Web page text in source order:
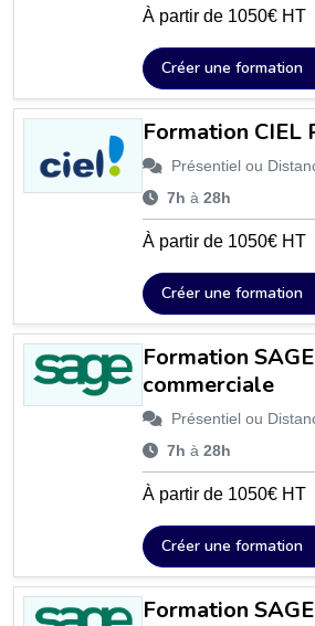
À partir de 1050€ HT
Créer une formation
Formation CIEL
Présentiel ou
7h à 28h
À partir de 1050€ HT
Créer une formation
Formation
commerciale
Présentiel ou
7h à 28h
À partir de 1050€ HT
Créer une formation
Formation